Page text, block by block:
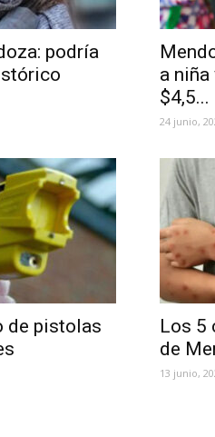
podría
a
$4,5...
24 junio,
de pistolas
Los 5
de
13 junio,